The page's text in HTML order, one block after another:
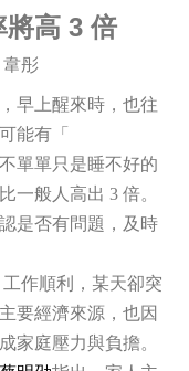
將高 3 倍
彤
早上醒來時，也往
能有「
單單只是睡不好的
一般人高出 3 倍。
是否有問題，及時
作順利，某天卻突
要經濟來源，也因
家庭壓力與負擔。